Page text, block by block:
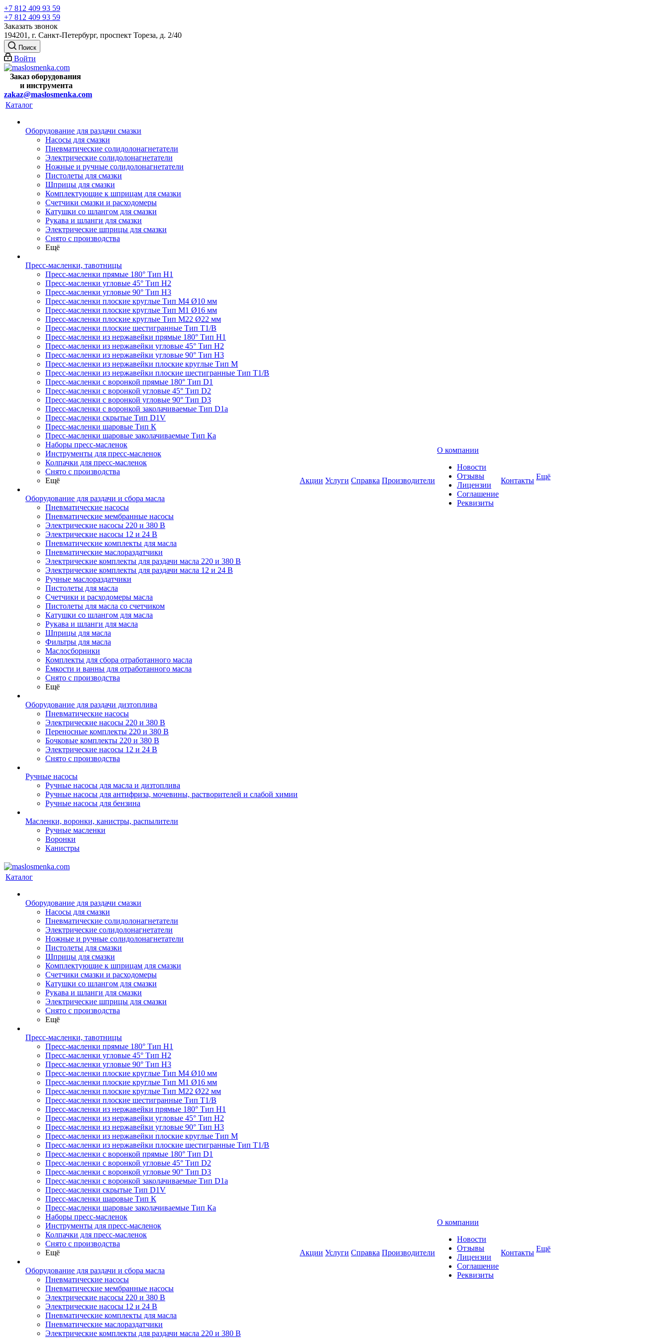
+7 812 409 93 59
+7 812 409 93 59
Заказать звонок
194201, г. Санкт-Петербург, проспект Тореза, д. 2/40
Поиск
Войти
Заказ оборудования
и инструмента
zakaz@maslosmenka.com
Каталог
Оборудование для раздачи смазки
Насосы для смазки
Пневматические солидолонагнетатели
Электрические солидолонагнетатели
Ножные и ручные солидолонагнетатели
Пистолеты для смазки
Шприцы для смазки
Комплектующие к шприцам для смазки
Счетчики смазки и расходомеры
Катушки со шлангом для смазки
Рукава и шланги для смазки
Электрические шприцы для смазки
Снято с производства
Ещё
Пресс-масленки, тавотницы
Пресс-масленки прямые 180° Тип H1
Пресс-масленки угловые 45° Тип H2
Пресс-масленки угловые 90° Тип H3
Пресс-масленки плоские круглые Тип M4 Ø10 мм
Пресс-масленки плоские круглые Тип M1 Ø16 мм
Пресс-масленки плоские круглые Тип M22 Ø22 мм
Пресс-масленки плоские шестигранные Тип T1/B
Пресс-масленки из нержавейки прямые 180° Тип H1
Пресс-масленки из нержавейки угловые 45° Тип H2
Пресс-масленки из нержавейки угловые 90° Тип H3
Пресс-масленки из нержавейки плоские круглые Тип M
Пресс-масленки из нержавейки плоские шестигранные Тип T1/B
Пресс-масленки с воронкой прямые 180° Тип D1
Пресс-масленки с воронкой угловые 45° Тип D2
Пресс-масленки с воронкой угловые 90° Тип D3
Пресс-масленки с воронкой заколачиваемые Тип D1a
Пресс-масленки скрытые Тип D1V
Пресс-масленки шаровые Тип К
Пресс-масленки шаровые заколачиваемые Тип Кa
Наборы пресс-масленок
Инструменты для пресс-масленок
Колпачки для пресс-масленок
Снято с производства
Ещё
Оборудование для раздачи и сбора масла
Пневматические насосы
Пневматические мембранные насосы
Электрические насосы 220 и 380 В
Электрические насосы 12 и 24 В
Пневматические комплекты для масла
Пневматические маслораздатчики
Электрические комплекты для раздачи масла 220 и 380 В
Электрические комплекты для раздачи масла 12 и 24 В
Ручные маслораздатчики
Пистолеты для масла
Счетчики и расходомеры масла
Пистолеты для масла со счетчиком
Катушки со шлангом для масла
Рукава и шланги для масла
Шприцы для масла
Фильтры для масла
Маслосборники
Комплекты для сбора отработанного масла
Ёмкости и ванны для отработанного масла
Снято с производства
Ещё
Оборудование для раздачи дизтоплива
Пневматические насосы
Электрические насосы 220 и 380 В
Переносные комплекты 220 и 380 В
Бочковые комплекты 220 и 380 В
Электрические насосы 12 и 24 В
Снято с производства
Ручные насосы
Ручные насосы для масла и дизтоплива
Ручные насосы для антифриза, мочевины, растворителей и слабой химии
Ручные насосы для бензина
Масленки, воронки, канистры, распылители
Ручные масленки
Воронки
Канистры
Акции Услуги Справка Производители
О компании
Новости
Отзывы
Лицензии
Соглашение
Реквизиты
Контакты Ещё
Каталог
Оборудование для раздачи смазки
Насосы для смазки
Пневматические солидолонагнетатели
Электрические солидолонагнетатели
Ножные и ручные солидолонагнетатели
Пистолеты для смазки
Шприцы для смазки
Комплектующие к шприцам для смазки
Счетчики смазки и расходомеры
Катушки со шлангом для смазки
Рукава и шланги для смазки
Электрические шприцы для смазки
Снято с производства
Ещё
Пресс-масленки, тавотницы
Пресс-масленки прямые 180° Тип H1
Пресс-масленки угловые 45° Тип H2
Пресс-масленки угловые 90° Тип H3
Пресс-масленки плоские круглые Тип M4 Ø10 мм
Пресс-масленки плоские круглые Тип M1 Ø16 мм
Пресс-масленки плоские круглые Тип M22 Ø22 мм
Пресс-масленки плоские шестигранные Тип T1/B
Пресс-масленки из нержавейки прямые 180° Тип H1
Пресс-масленки из нержавейки угловые 45° Тип H2
Пресс-масленки из нержавейки угловые 90° Тип H3
Пресс-масленки из нержавейки плоские круглые Тип M
Пресс-масленки из нержавейки плоские шестигранные Тип T1/B
Пресс-масленки с воронкой прямые 180° Тип D1
Пресс-масленки с воронкой угловые 45° Тип D2
Пресс-масленки с воронкой угловые 90° Тип D3
Пресс-масленки с воронкой заколачиваемые Тип D1a
Пресс-масленки скрытые Тип D1V
Пресс-масленки шаровые Тип К
Пресс-масленки шаровые заколачиваемые Тип Кa
Наборы пресс-масленок
Инструменты для пресс-масленок
Колпачки для пресс-масленок
Снято с производства
Ещё
Оборудование для раздачи и сбора масла
Пневматические насосы
Пневматические мембранные насосы
Электрические насосы 220 и 380 В
Электрические насосы 12 и 24 В
Пневматические комплекты для масла
Пневматические маслораздатчики
Электрические комплекты для раздачи масла 220 и 380 В
Акции Услуги Справка Производители
О компании
Новости
Отзывы
Лицензии
Соглашение
Реквизиты
Контакты Ещё